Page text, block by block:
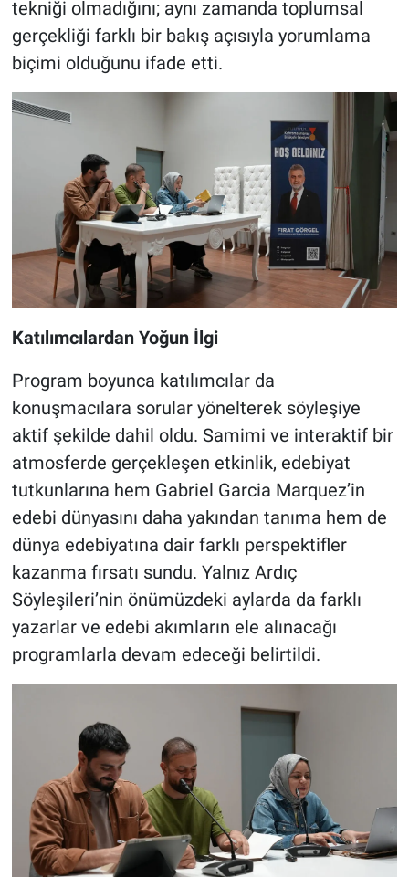
tekniği olmadığını; aynı zamanda toplumsal
gerçekliği farklı bir bakış açısıyla yorumlama
biçimi olduğunu ifade etti.
Katılımcılardan Yoğun İlgi
Program boyunca katılımcılar da
konuşmacılara sorular yönelterek söyleşiye
aktif şekilde dahil oldu. Samimi ve interaktif bir
atmosferde gerçekleşen etkinlik, edebiyat
tutkunlarına hem Gabriel Garcia Marquez’in
edebi dünyasını daha yakından tanıma hem de
dünya edebiyatına dair farklı perspektifler
kazanma fırsatı sundu. Yalnız Ardıç
Söyleşileri’nin önümüzdeki aylarda da farklı
yazarlar ve edebi akımların ele alınacağı
programlarla devam edeceği belirtildi.